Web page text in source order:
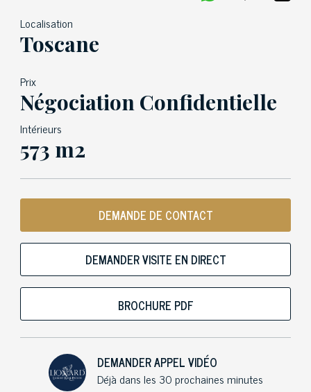
Localisation
Toscane
Prix
Négociation Confidentielle
Intérieurs
573 m2
DEMANDE DE CONTACT
DEMANDER VISITE EN DIRECT
BROCHURE PDF
DEMANDER APPEL VIDÉO
Déjà dans les 30 prochaines minutes